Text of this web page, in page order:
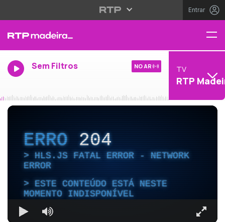
Entrar
Sem Filtros NO AR TV
RTP
ERRO204
HLS.JS FATAL ERROR - NETWORK
ERROR
ESTE CONTEÚDO ESTÁ NESTE
MOMENTO INDISPONÍVEL